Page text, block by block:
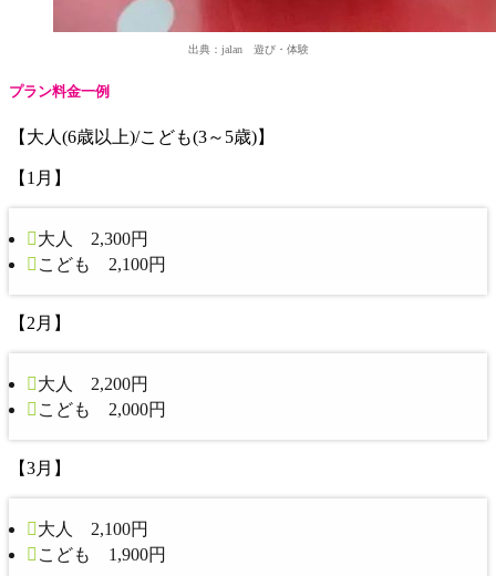
出典：jalan 遊び・体験
プラン料金一例
【大人(6歳以上)/こども(3～5歳)】
【1月】
大人 2,300円
こども 2,100円
【2月】
大人 2,200円
こども 2,000円
【3月】
大人 2,100円
こども 1,900円